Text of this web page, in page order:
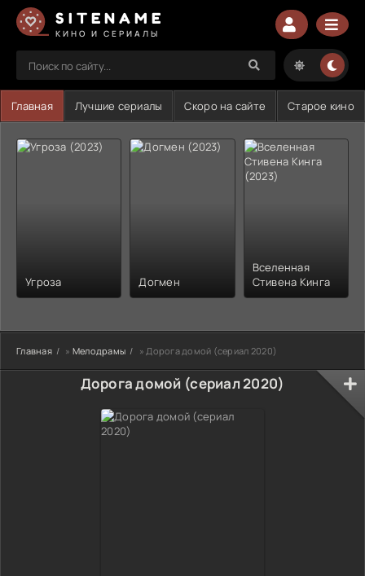
SITENAME
КИНО И СЕРИАЛЫ
Главная Лучшие сериалы Скоро на сайте Старое кино
Угроза Догмен
Вселенная
Стивена Кинга
Главная » Мелодрамы » Дорога домой (сериал 2020)
Дорога домой (сериал 2020)